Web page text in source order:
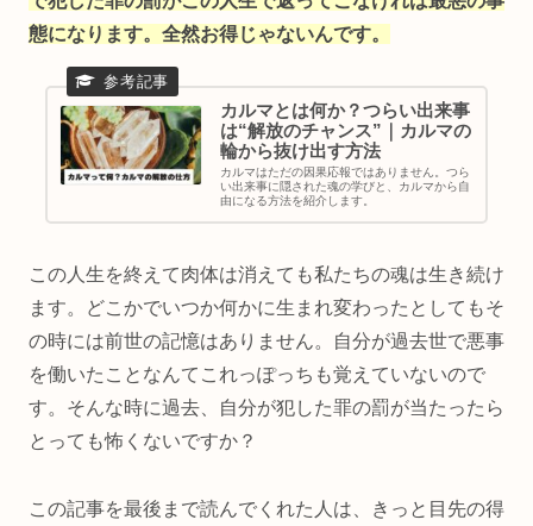
態になります。全然お得じゃないんです。
カルマとは何か？つらい出来事
は“解放のチャンス”｜カルマの
輪から抜け出す方法
カルマはただの因果応報ではありません。つら
い出来事に隠された魂の学びと、カルマから自
由になる方法を紹介します。
この人生を終えて肉体は消えても私たちの魂は生き続け
ます。どこかでいつか何かに生まれ変わったとしてもそ
の時には前世の記憶はありません。自分が過去世で悪事
を働いたことなんてこれっぽっちも覚えていないので
す。そんな時に過去、自分が犯した罪の罰が当たったら
とっても怖くないですか？
この記事を最後まで読んでくれた人は、きっと目先の得